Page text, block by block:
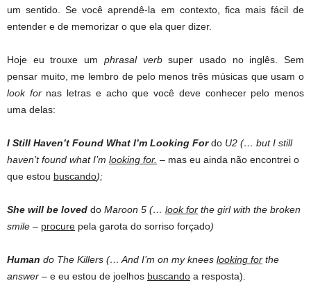
um sentido. Se você aprendê-la em contexto, fica mais fácil de
entender e de memorizar o que ela quer dizer.
Hoje eu trouxe um phrasal verbsuper usado no inglês. Sem
pensar muito, me lembro de pelo menos três músicas que usam o
look for nas letras e acho que você deve conhecer pelo menos
uma delas:
I Still Haven’t Found What I’m Looking Fordo U2 (… but I still
haven’t found what I’m looking for. – mas eu ainda não encontrei o
que estou buscando);
She will be loved do Maroon 5 (… look for the girl with the broken
smile – procure pela garota do sorriso forçado)
Human do The Killers (… And I’m on my knees looking for the
answer – e eu estou de joelhos buscando a resposta).